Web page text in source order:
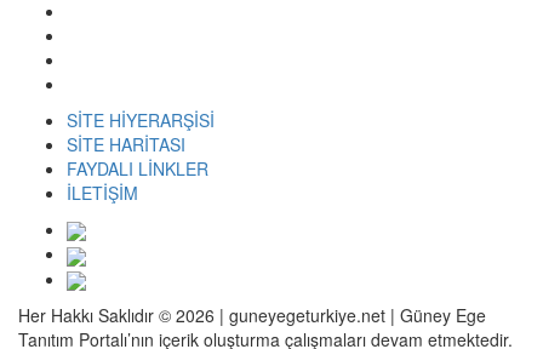
SİTE HİYERARŞİSİ
SİTE HARİTASI
FAYDALI LİNKLER
İLETİŞİM
Her Hakkı Saklıdır © 2026 | guneyegeturkiye.net | Güney Ege
Tanıtım Portalı’nın içerik oluşturma çalışmaları devam etmektedir.